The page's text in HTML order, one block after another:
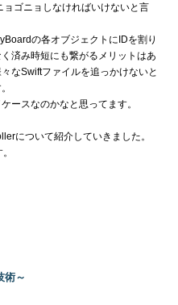
ゴニョしなければいけないと言
の各オブジェクトにIDを割り
済み時短にも繋がるメリットはあ
なSwiftファイルを追っかけないと
ースなのかなと思ってます。
について紹介していきました。
術～